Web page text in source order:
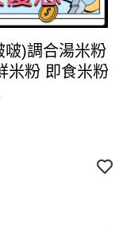
啵)調合湯米粉
米粉 即食米粉